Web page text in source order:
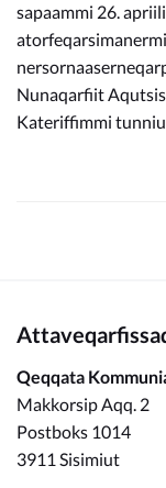
sapaammi 26.
Nunaqarfiit
Kateriffimmi
Qeqqata
Makkorsip Aqq. 2
Postboks 1014
3911 Sisimiut